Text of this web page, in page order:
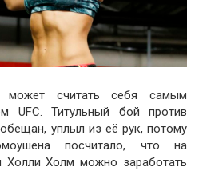
может считать себя самым
UFC. Титульный бой против
уплыл из её рук, потому
посчитало, что на
Холли Холм можно заработать